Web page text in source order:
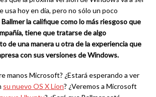
usa hoy en día, pero no sólo un poco
Ballmer la califique como lo más riesgoso que
tiene que tratarse de algo
de una manera u otra de la experiencia que
con sus versiones de Windows.
manos Microsoft? ¿Estará esperando a ver
su nuevo OS X Lion? ¿Veremos a Microsoft